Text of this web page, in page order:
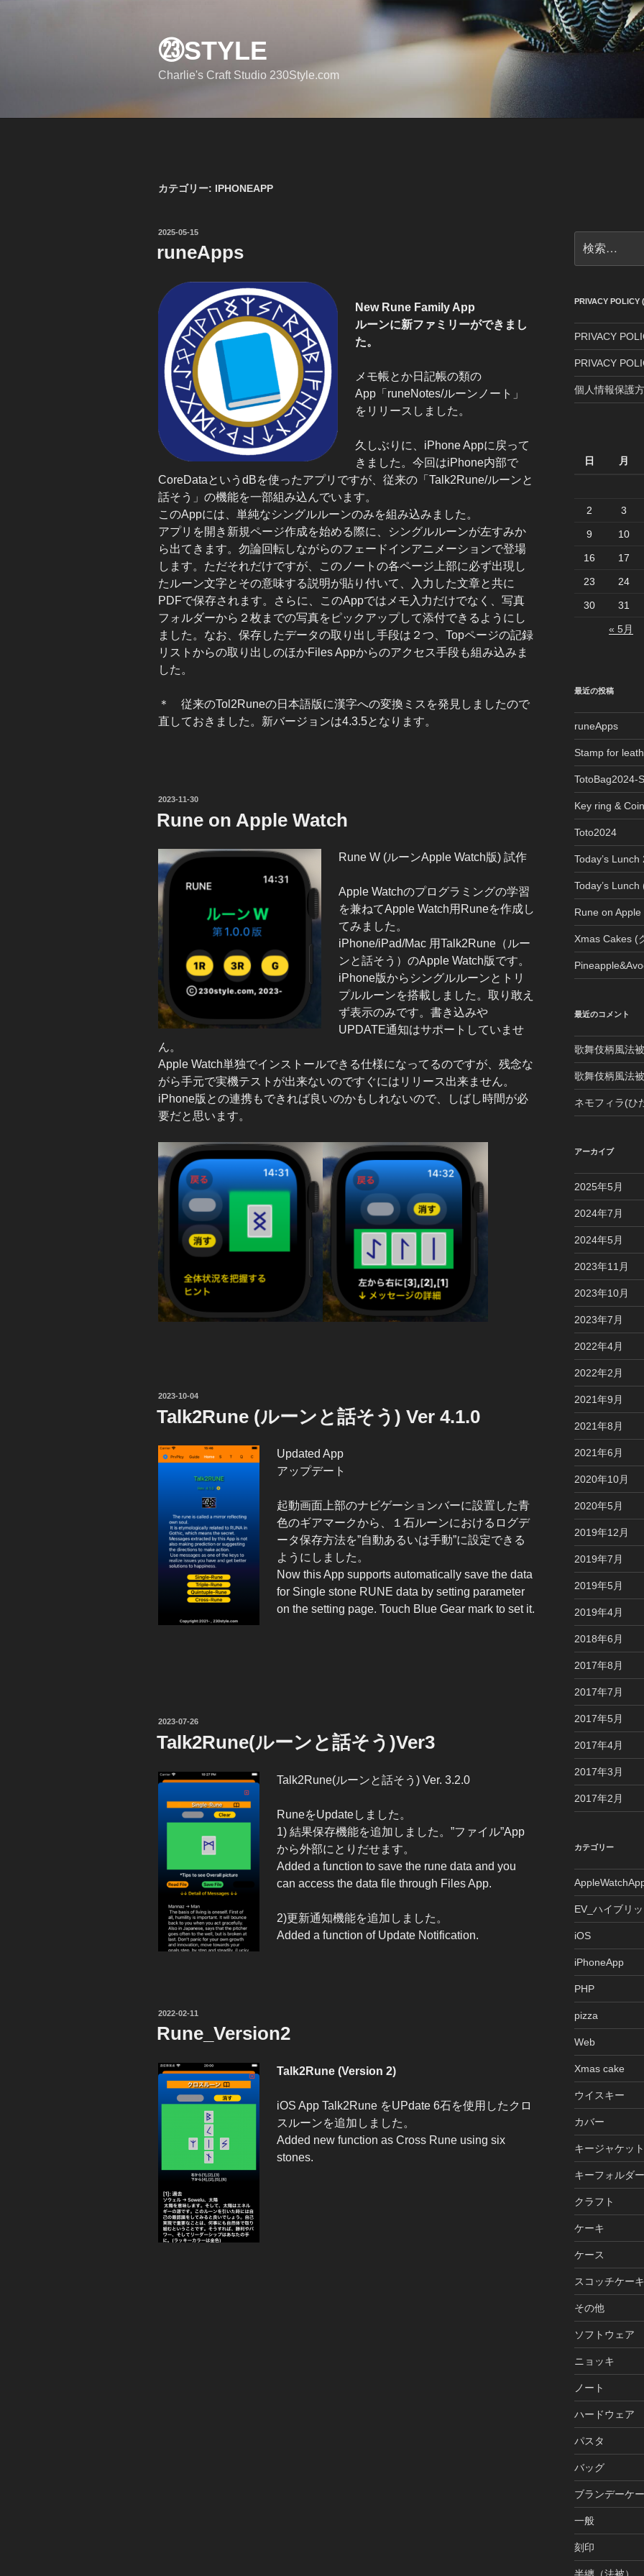
㉓STYLE
Charlie's Craft Studio 230Style.com
カテゴリー: IPHONEAPP
投
日:
2025-05-15
runeApps
New Rune Family App
ルーンに新ファミリーができまし
た。
メモ帳とか日記帳の類の
App「runeNotes/ルーンノート」
をリリースしました。
久しぶりに、iPhone Appに戻って
きました。今回はiPhone内部で
CoreDataというdBを使ったアプリですが、従来の「Talk2Rune/ルーンと
話そう」の機能を一部組み込んでいます。
このAppには、単純なシングルルーンのみを組み込みました。
アプリを開き新規ページ作成を始める際に、シングルルーンが左すみか
ら出てきます。勿論回転しながらのフェードインアニメーションで登場
します。ただそれだけですが、このノートの各ページ上部に必ず出現し
たルーン文字とその意味する説明が貼り付いて、入力した文章と共に
PDFで保存されます。さらに、このAppではメモ入力だけでなく、写真
フォルダーから２枚までの写真をピックアップして添付できるようにし
ました。なお、保存したデータの取り出し手段は２つ、Topページの記録
リストからの取り出しのほかFiles Appからのアクセス手段も組み込みま
した。
＊ 従来のTol2Runeの日本語版に漢字への変換ミスを発見しましたので
直しておきました。新バージョンは4.3.5となります。
投
日:
2023-11-30
Rune on Apple Watch
Rune W (ルーンApple Watch版) 試作
Apple Watchのプログラミングの学習
を兼ねてApple Watch用Runeを作成し
てみました。
iPhone/iPad/Mac 用Talk2Rune（ルー
ンと話そう）のApple Watch版です。
iPhone版からシングルルーンとトリ
プルルーンを搭載しました。取り敢え
ず表示のみです。書き込みや
UPDATE通知はサポートしていませ
ん。
Apple Watch単独でインストールできる仕様になってるのですが、残念な
がら手元で実機テストが出来ないのですぐにはリリース出来ません。
iPhone版との連携もできれば良いのかもしれないので、しばし時間が必
要だと思います。
投
日:
2023-10-04
Talk2Rune (ルーンと話そう) Ver 4.1.0
Updated App
アップデート
起動画面上部のナビゲーションバーに設置した青
色のギアマークから、１石ルーンにおけるログデ
ータ保存方法を”自動あるいは手動”に設定できる
ようにしました。
Now this App supports automatically save the data
for Single stone RUNE data by setting parameter
on the setting page. Touch Blue Gear mark to set it.
投
日:
2023-07-26
Talk2Rune(ルーンと話そう)Ver3
Talk2Rune(ルーンと話そう) Ver. 3.2.0
RuneをUpdateしました。
1) 結果保存機能を追加しました。”ファイル”App
から外部にとりだせます。
Added a function to save the rune data and you
can access the data file through Files App.
2)更新通知機能を追加しました。
Added a function of Update Notification.
投
日:
2022-02-11
Rune_Version2
Talk2Rune (Version 2)
iOS App Talk2Rune をUPdate 6石を使用したクロ
スルーンを追加しました。
Added new function as Cross Rune using six
stones.
索:
PRIVACY POLICY
PRIVACY
PRIVACY
個人情報保護
日 月
2 3
9 10
16 17
23 24
30 31
« 5月
最近の投稿
runeApps
Stamp for
TotoBag2024-
Key ring &
Toto2024
Today’s
Today’s
Rune on Apple
Xmas Cakes (
最近のコメント
歌舞伎柄風法被
歌舞伎柄風法被
ネモフィラ(ひ
アーカイブ
2025年5月
2024年7月
2024年5月
2023年11月
2023年10月
2023年7月
2022年4月
2022年2月
2021年9月
2021年8月
2021年6月
2020年10月
2020年5月
2019年12月
2019年7月
2019年5月
2019年4月
2018年6月
2017年8月
2017年7月
2017年5月
2017年4月
2017年3月
2017年2月
カテゴリー
EV_ハイブリ
iOS
iPhoneApp
PHP
pizza
Web
Xmas cake
ウイスキー
カバー
キージャケット
キーフォルダー
クラフト
ケーキ
ケース
スコッチケーキ
その他
ソフトウェア
ニョッキ
ノート
ハードウェア
パスタ
バッグ
ブランデーケ
一般
刻印